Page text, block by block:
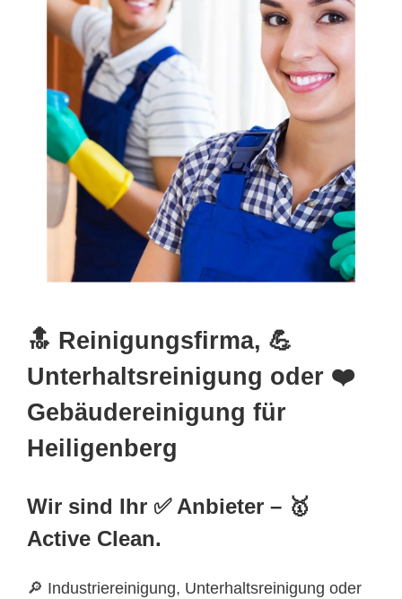
🔝 Reinigungsfirma, 💪
Unterhaltsreinigung oder ❤️
Gebäudereinigung für
Heiligenberg
Wir sind Ihr ✅ Anbieter – 🥇
Active Clean.
🔎 Industriereinigung, Unterhaltsreinigung oder